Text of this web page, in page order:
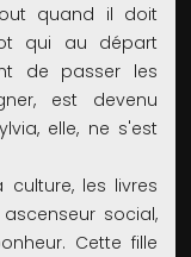
quand il doit
qui au départ
de passer les
est devenu
elle, ne s'est
les livres
social,
Cette fille